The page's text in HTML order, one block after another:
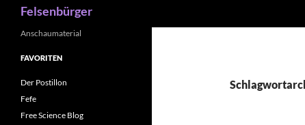
Felsenbürger
Anschaumaterial
FAVORITEN
Der Postillon
Fefe
Free Science Blog